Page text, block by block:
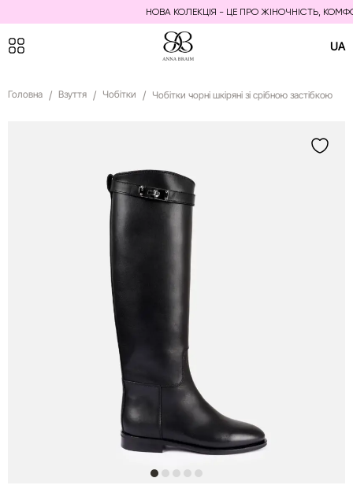
НОВА КОЛЕКЦІЯ - ЦЕ ПРО ЖІНОЧНІСТЬ,
UA
Головна Взуття Чобітки Чобітки чорні шкіряні зі срібною застібкою